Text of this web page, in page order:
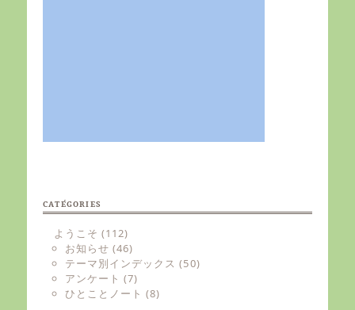
CATÉGORIES
ようこそ (112)
お知らせ (46)
テーマ別インデックス (50)
アンケート (7)
ひとことノート (8)